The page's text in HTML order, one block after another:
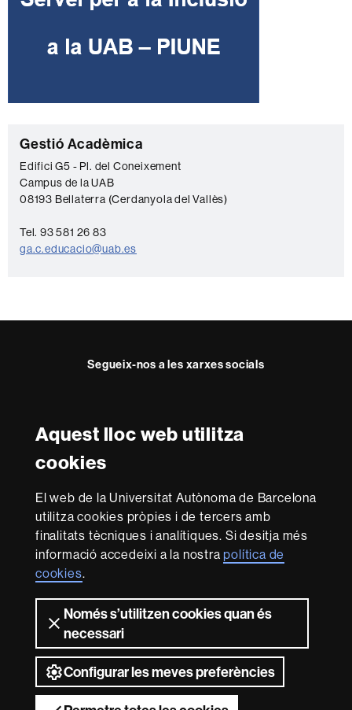
Aquest lloc web utilitza
cookies
El web de la Universitat Autònoma de Barcelona
utilitza cookies pròpies i de tercers amb
finalitats tècniques i analítiques. Si desitja més
informació accedeixi a la nostrapolítica de
cookies.
Només s’utilitzen cookies quan és
necessari
Configurar les meves preferències
C
o
n
a
c
Gestió Acadèmica
Edifici G5 - Pl. del Coneixement
Campus de la UAB
08193 Bellaterra (Cerdanyola del Vallès)
Tel. 93 581 26 83
ga.c.educacio@uab.es
Segueix-nos a les xarxes socials
Reconeixement internacional de l'excel·lència
in
Research
-
Euraxess
Amb el finançament de
Sobre
aquest
web
Avís legal
web Accessibilitat web Mapa del web UAB
2026 Universitat Autònoma de Barcelona